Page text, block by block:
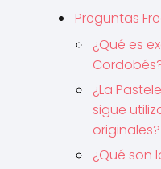
Preguntas
¿Qué es
¿La
sigue
originales?
¿Qué son